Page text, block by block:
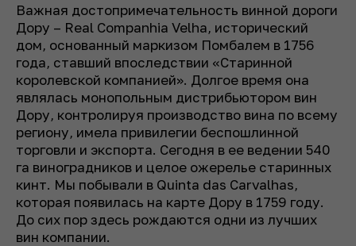
Важная достопримечательность винной дороги
Дору – Real Companhia Velha, исторический
дом, основанный маркизом Помбалем в 1756
года, ставший впоследствии «Старинной
королевской компанией». Долгое время она
являлась монопольным дистрибьютором вин
Дору, контролируя производство вина по всему
региону, имела привилегии беспошлинной
торговли и экспорта. Сегодня в ее ведении 540
га виноградников и целое ожерелье старинных
кинт. Мы побывали в Quinta das Carvalhas,
которая появилась на карте Дору в 1759 году.
До сих пор здесь рождаются одни из лучших
вин компании.